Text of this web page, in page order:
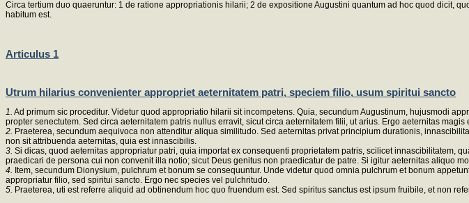
Circa tertium duo quaeruntur: 1 de ratione appropriationis hilarii; 2 de expositione Augustini quantum ad hoc quod dicit,
habitum est.
Articulus 1
Utrum hilarius convenienter appropriet aeternitatem patri, speciem filio, usum spiritui sancto
1. Ad primum sic proceditur. Videtur quod appropriatio hilarii sit incompetens. Quia, secundum Augustinum, hujusmodi
propter senectutem. Sed circa aeternitatem patris nullus erravit, sicut circa aeternitatem filii, ut arius. Ergo aeternitas
2. Praeterea, secundum aequivoca non attenditur aliqua similitudo. Sed aeternitas privat principium durationis,
non sit attribuenda aeternitas, quia est innascibilis.
3. Si dicas, quod aeternitas appropriatur patri, quia importat ex consequenti proprietatem patris, scilicet innascibilitatem,
praedicari de persona cui non convenit illa notio; sicut Deus genitus non praedicatur de patre. Si igitur aeternitas aliquo
4. Item, secundum Dionysium, pulchrum et bonum se consequuntur. Unde videtur quod omnia pulchrum et bonum
appropriatur filio, sed spiritui sancto. Ergo nec species vel pulchritudo.
5. Praeterea, uti est referre aliquid ad obtinendum hoc quo fruendum est. Sed spiritus sanctus est ipsum fruibile, et non